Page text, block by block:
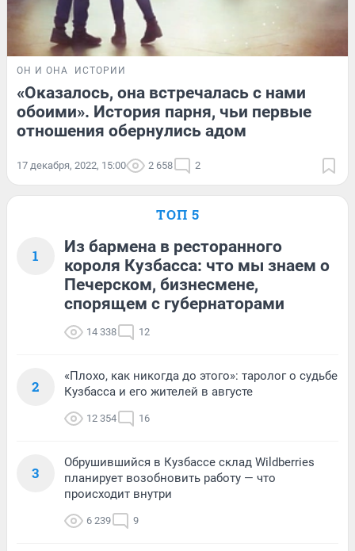
ОН И ОНА ИСТОРИИ
«Оказалось, она встречалась с нами
обоими». История парня, чьи первые
отношения обернулись адом
17 декабря, 2022, 15:00 2 658 2
ТОП 5
1
Из бармена в ресторанного
короля Кузбасса: что мы знаем о
Печерском, бизнесмене,
спорящем с губернаторами
14 338 12
2
«Плохо, как никогда до этого»: таролог о судьбе
Кузбасса и его жителей в августе
12 354 16
3
Обрушившийся в Кузбассе склад Wildberries
планирует возобновить работу — что
происходит внутри
6 239 9